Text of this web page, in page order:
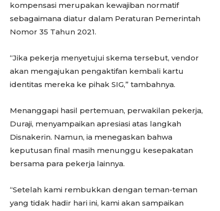
kompensasi merupakan kewajiban normatif
sebagaimana diatur dalam Peraturan Pemerintah
Nomor 35 Tahun 2021.
“Jika pekerja menyetujui skema tersebut, vendor
akan mengajukan pengaktifan kembali kartu
identitas mereka ke pihak SIG,” tambahnya.
Menanggapi hasil pertemuan, perwakilan pekerja,
Duraji, menyampaikan apresiasi atas langkah
Disnakerin. Namun, ia menegaskan bahwa
keputusan final masih menunggu kesepakatan
bersama para pekerja lainnya.
“Setelah kami rembukkan dengan teman-teman
yang tidak hadir hari ini, kami akan sampaikan